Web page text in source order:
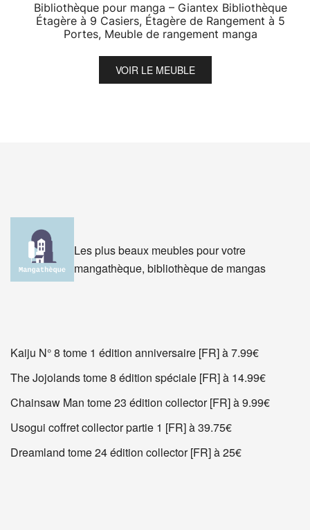
Bibliothèque pour manga – Giantex Bibliothèque
Étagère à 9 Casiers, Étagère de Rangement à 5
Portes, Meuble de rangement manga
VOIR LE MEUBLE
Les plus beaux meubles pour votre
mangathèque, bibliothèque de mangas
Kaiju N° 8 tome 1 édition anniversaire [FR] à 7.99€
The Jojolands tome 8 édition spéciale [FR] à 14.99€
Chainsaw Man tome 23 édition collector [FR] à 9.99€
Usogui coffret collector partie 1 [FR] à 39.75€
Dreamland tome 24 édition collector [FR] à 25€